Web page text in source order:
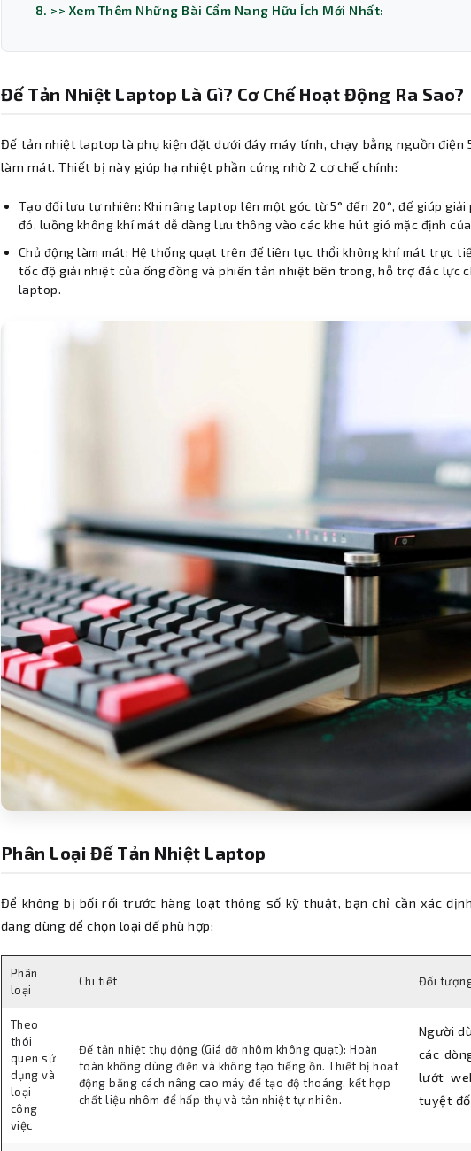
8. >> Xem Thêm Những Bài Cẩm Nang Hữu Ích Mới Nhất:
Đế Tản Nhiệt Laptop Là Gì? Cơ Chế Hoạt Động Ra Sao?
Đế tản nhiệt laptop là phụ kiện đặt dưới đáy máy tính, chạy bằng nguồn điện
làm mát. Thiết bị này giúp hạ nhiệt phần cứng nhờ 2 cơ chế chính:
Tạo đối lưu tự nhiên: Khi nâng laptop lên một góc từ 5° đến 20°, đế giúp
đó, luồng không khí mát dễ dàng lưu thông vào các khe hút gió mặc định
Chủ động làm mát: Hệ thống quạt trên đế liên tục thổi không khí mát trực
tốc độ giải nhiệt của ống đồng và phiến tản nhiệt bên trong, hỗ trợ đắc lực
laptop.
Phân Loại Đế Tản Nhiệt Laptop
Để không bị bối rối trước hàng loạt thông số kỹ thuật, bạn chỉ cần xác
đang dùng để chọn loại đế phù hợp:
Phân
loại
Chi tiết Đối
Theo
thói
quen sử
dụng và
loại
công
việc
Đế tản nhiệt thụ động (Giá đỡ nhôm không quạt): Hoàn
toàn không dùng điện và không tạo tiếng ồn. Thiết bị hoạt
động bằng cách nâng cao máy để tạo độ thoáng, kết hợp
chất liệu nhôm để hấp thụ và tản nhiệt tự nhiên.
Người
các
lướt
tuyệt